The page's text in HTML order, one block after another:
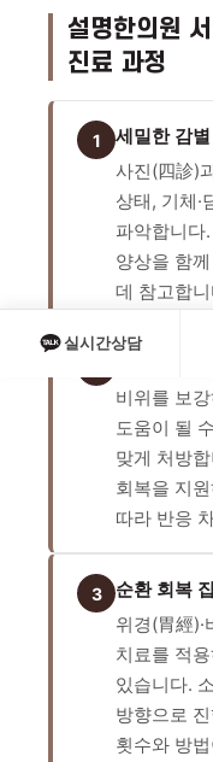
실시간상담
설명한의원
진료 과정
1
세밀한 감
사진(四診)
상태, 기체·
파악합니다
양상을 함
데 참고합
비위를 보
도움이 될
맞게 처방
회복을 지
따라 반응
3
순환 회복
위경(胃經
치료를 적
있습니다.
방향으로
횟수와 방